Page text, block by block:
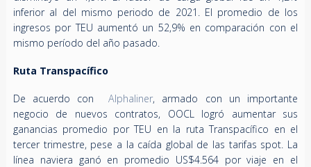
inferior al del mismo periodo de 2021. El promedio de los
ingresos por TEU aumentó un 52,9% en comparación con el
mismo período del año pasado.
Ruta Transpacífico
De acuerdo con Alphaliner, armado con un importante
negocio de nuevos contratos, OOCL logró aumentar sus
ganancias promedio por TEU en la ruta Transpacífico en el
tercer trimestre, pese a la caída global de las tarifas spot. La
línea naviera ganó en promedio US$4.564 por viaje en el